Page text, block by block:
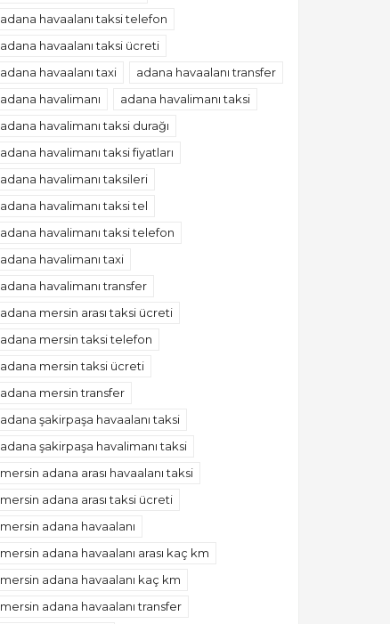
adana havaalanı taksi telefon
adana havaalanı taksi ücreti
adana havaalanı taxi
adana havaalanı transfer
adana havalimanı
adana havalimanı taksi
adana havalimanı taksi durağı
adana havalimanı taksi fiyatları
adana havalimanı taksileri
adana havalimanı taksi tel
adana havalimanı taksi telefon
adana havalimanı taxi
adana havalimanı transfer
adana mersin arası taksi ücreti
adana mersin taksi telefon
adana mersin taksi ücreti
adana mersin transfer
adana şakirpaşa havaalanı taksi
adana şakirpaşa havalimanı taksi
mersin adana arası havaalanı taksi
mersin adana arası taksi ücreti
mersin adana havaalanı
mersin adana havaalanı arası kaç km
mersin adana havaalanı kaç km
mersin adana havaalanı transfer